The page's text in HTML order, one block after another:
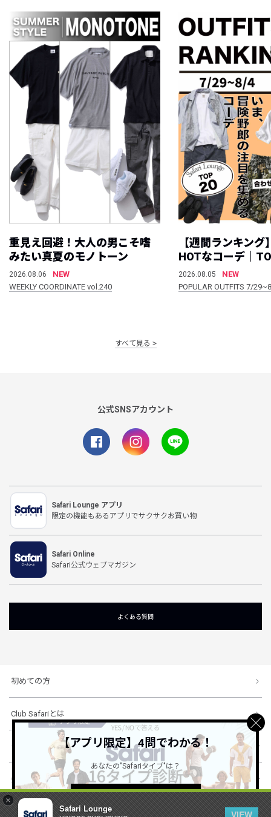
×
Safari Lounge
VIEW
重見え回避！大人の男こそ嗜
みたい真夏のモノトーン
2026.08.06
NEW
WEEKLY COORDINATE vol.240
【週間ランキング
HOTなコーデ｜
2026.08.05
NEW
POPULAR OUTFITS 7/
すべて見る
公式SNSアカウント
Safari Lounge アプリ
限定の機能もあるアプリでサクサクお買い物
Safari Online
Safari公式ウェブマガジン
よくある質問
初めての方
Club Safariとは
ショッピングガイド
会社概要・規約
【アプリ限定】4問でわかる！
あなたの"Safariタイプ"は？
詳しくはこちら ＞